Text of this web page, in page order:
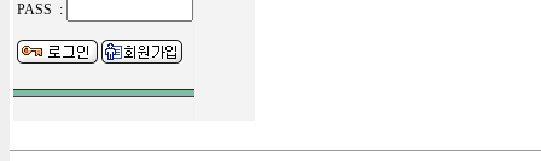
PASS :